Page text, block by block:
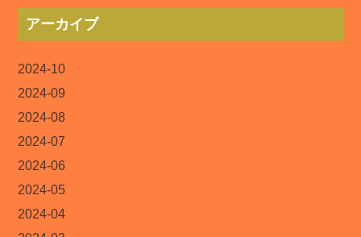
アーカイブ
2024-10
2024-09
2024-08
2024-07
2024-06
2024-05
2024-04